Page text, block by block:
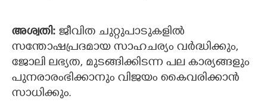
അശ്വതി: ജീവിത ചുറ്റുപാടുകളില്‍
സന്തോഷപ്രദമായ സാഹചര്യം വര്‍ദ്ധിക്കും,
ജോലി ലഭ്യത, മുടങ്ങിക്കിടന്ന പല കാര്യങ്ങളും
പുനരാരംഭിക്കാനും വിജയം കൈവരിക്കാന്‍
സാധിക്കും.